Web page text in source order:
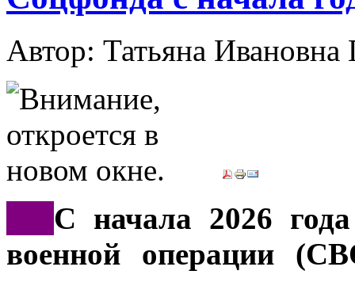
Автор: Татьяна
С начала 2026
военной операции